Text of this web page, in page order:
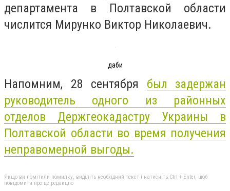
департамента в Полтавской области
числится Мирунко Виктор Николаевич.
даби
Напомним, 28 сентября был задержан
руководитель одного из районных
отделов Держгеокадастру Украины в
Полтавской области во время получения
неправомерной выгоды.
Якщо ви помітили помилку, виділіть необхідний текст і натисніть Ctrl + Enter, щоб
повідомити про це редакцію